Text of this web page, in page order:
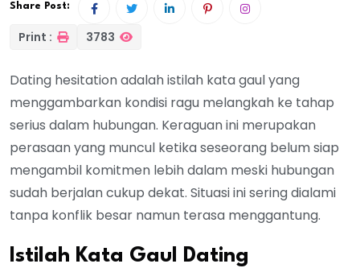
Share Post:
Print : 3783
Dating hesitation adalah istilah kata gaul yang
menggambarkan kondisi ragu melangkah ke tahap
serius dalam hubungan. Keraguan ini merupakan
perasaan yang muncul ketika seseorang belum siap
mengambil komitmen lebih dalam meski hubungan
sudah berjalan cukup dekat. Situasi ini sering dialami
tanpa konflik besar namun terasa menggantung.
Istilah Kata Gaul Dating